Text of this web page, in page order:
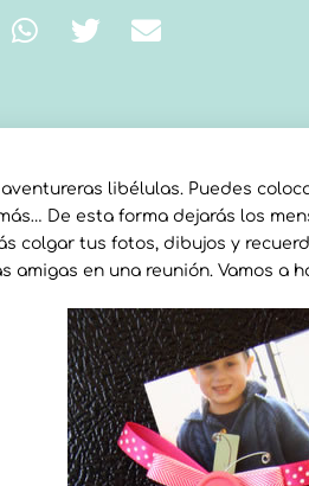
libélulas. Puedes
De esta forma dejarás los
colgar tus fotos, dibujos y
amigas en una reunión. Vamos a